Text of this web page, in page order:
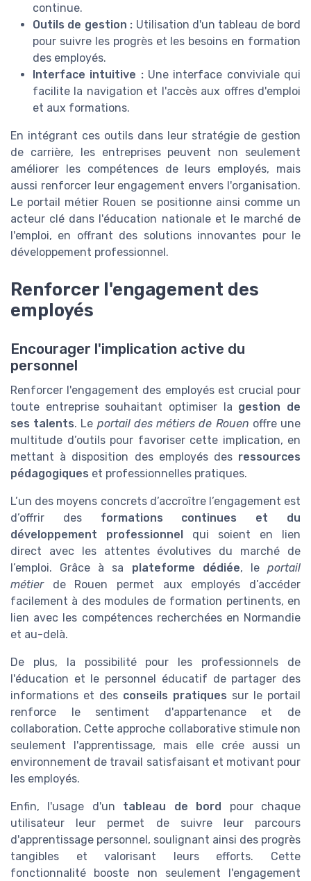
continue.
Outils de gestion : Utilisation d'un tableau de bord
pour suivre les progrès et les besoins en formation
des employés.
Interface intuitive :Une interface conviviale qui
facilite la navigation et l'accès aux offres d'emploi
et aux formations.
En intégrant ces outils dans leur stratégie de gestion
de carrière, les entreprises peuvent non seulement
améliorer les compétences de leurs employés, mais
aussi renforcer leur engagement envers l'organisation.
Le portail métier Rouen se positionne ainsi comme un
acteur clé dans l'éducation nationale et le marché de
l'emploi, en offrant des solutions innovantes pour le
développement professionnel.
Renforcer l'engagement des
employés
Encourager l'implication active du
personnel
Renforcer l'engagement des employés est crucial pour
toute entreprise souhaitant optimiser la gestion de
ses talents. Le portail des métiers de Rouen offre une
multitude d’outils pour favoriser cette implication, en
mettant à disposition des employés des ressources
pédagogiques et professionnelles pratiques.
L’un des moyens concrets d’accroître l’engagement est
d’offrir des formations continues et du
développement professionnel qui soient en lien
direct avec les attentes évolutives du marché de
l’emploi. Grâce à sa plateforme dédiée, leportail
métierde Rouen permet aux employés d’accéder
facilement à des modules de formation pertinents, en
lien avec les compétences recherchées en Normandie
et au-delà.
De plus, la possibilité pour les professionnels de
l'éducation et le personnel éducatif de partager des
informations et des conseils pratiques sur le portail
renforce le sentiment d'appartenance et de
collaboration. Cette approche collaborative stimule non
seulement l'apprentissage, mais elle crée aussi un
environnement de travail satisfaisant et motivant pour
les employés.
Enfin, l'usage d'un tableau de bord pour chaque
utilisateur leur permet de suivre leur parcours
d'apprentissage personnel, soulignant ainsi des progrès
tangibles et valorisant leurs efforts. Cette
fonctionnalité booste non seulement l'engagement